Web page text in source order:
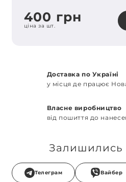
400 грн
ціна за шт.
Доставка по Україні
у місця де працює
Власне виробництво
від пошиття до
Залишились
Телеграм Вайбер